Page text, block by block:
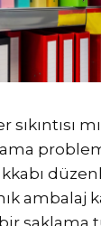
ambalaj
saklama